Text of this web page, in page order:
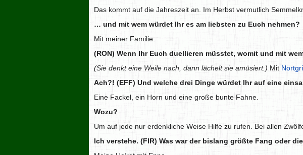
Das kommt auf die Jahreszeit an. Im Herbst vermutlich
… und mit wem würdet Ihr es am liebsten zu Euch nehmen?
Mit meiner Familie.
(RON) Wenn Ihr Euch duellieren müsstet, womit und mit
(Sie denkt eine Weile nach, dann lächelt sie amüsiert.) Mit
Ach?! (EFF) Und welche drei Dinge würdet Ihr auf eine
Eine Fackel, ein Horn und eine große bunte Fahne.
Wozu?
Um auf jede nur erdenkliche Weise Hilfe zu rufen. Bei allen
Ich verstehe. (FIR) Was war der bislang größte Fang oder